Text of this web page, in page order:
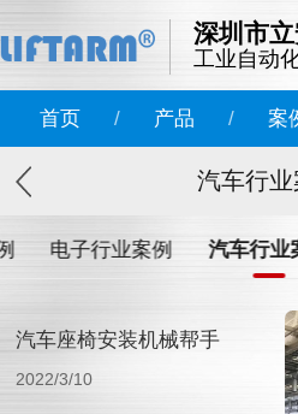
深圳市
工业自动
首页 / 产品 / 案
汽车行业
电子行业案例 汽车行业
汽车座椅安装机械帮手
2022/3/10